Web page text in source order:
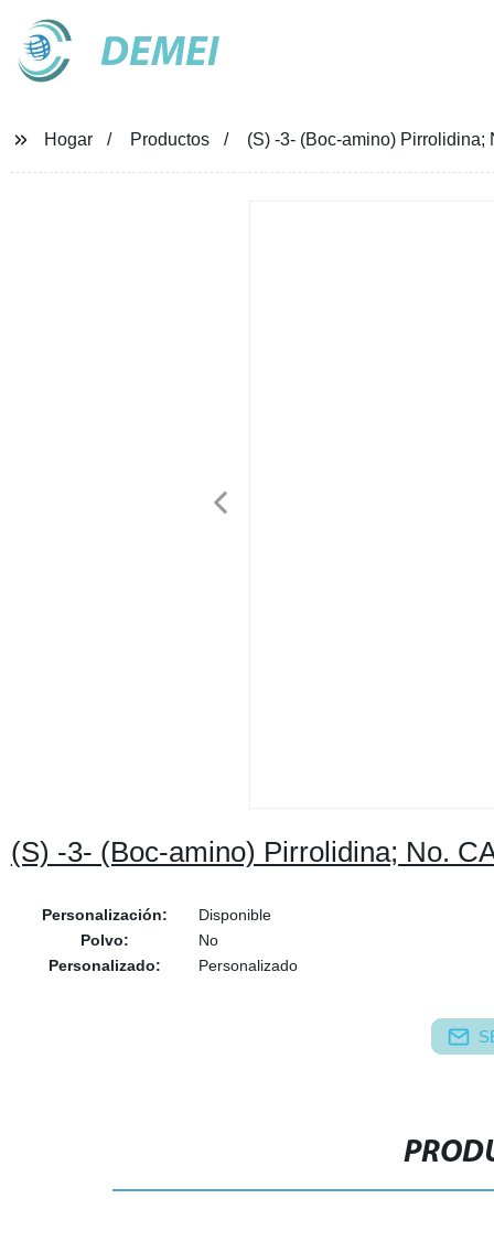
DEMEI
Hogar Productos (S) -3- (Boc-amino) Pirrolidina;
(S) -3- (Boc-amino) Pirrolidina; No.
Personalización:
Disponible
Polvo:
No
Personalizado:
Personalizado